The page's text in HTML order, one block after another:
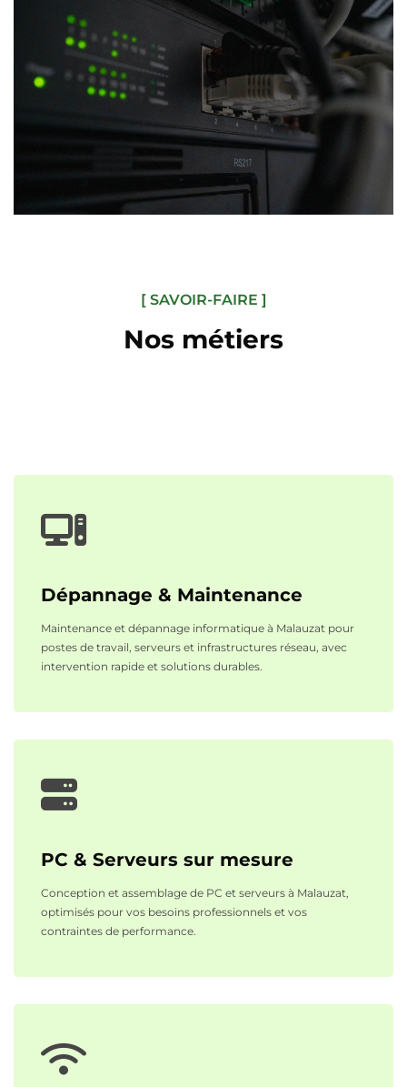
[ SAVOIR-FAIRE ]
Nos métiers
Dépannage & Maintenance
Maintenance et dépannage informatique à Malauzat pour
postes de travail, serveurs et infrastructures réseau, avec
intervention rapide et solutions durables.
PC & Serveurs sur mesure
Conception et assemblage de PC et serveurs à Malauzat,
optimisés pour vos besoins professionnels et vos
contraintes de performance.